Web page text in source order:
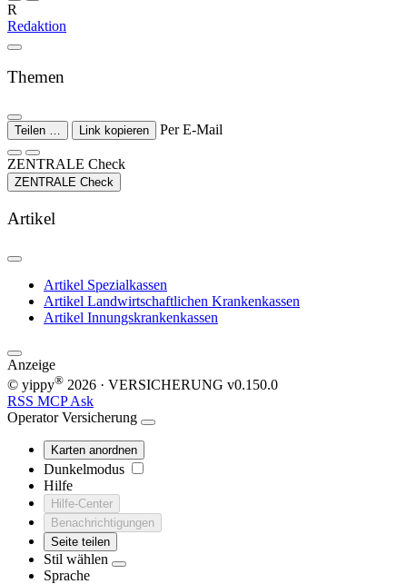
R
Redaktion
Themen
Teilen … Link kopieren Per E-Mail
ZENTRALE Check
ZENTRALE Check
Artikel
Artikel Spezialkassen
Artikel Landwirtschaftlichen Krankenkassen
Artikel Innungskrankenkassen
Anzeige
© yippy® 2026 · VERSICHERUNG v0.150.0
RSS MCPAsk
Operator Versicherung
Karten anordnen
Dunkelmodus
Hilfe
Hilfe-Center
Benachrichtigungen
Seite teilen
Stil wählen
Sprache